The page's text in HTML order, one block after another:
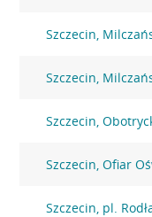
Szczecin,
Szczecin,
Szczecin,
Szczecin, Ofiar
Szczecin, pl.